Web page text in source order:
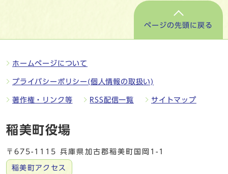
ページの先頭に戻る
ホームページについて
プライバシーポリシー(個人情報の取扱い)
著作権・リンク等 RSS配信一覧 サイトマップ
稲美町役場
〒675-1115 兵庫県加古郡稲美町国岡1-1
稲美町アクセス